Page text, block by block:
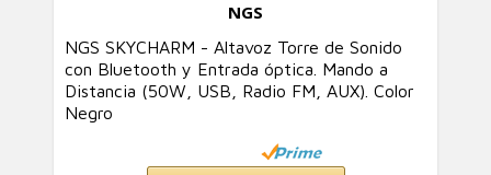
NGS
NGS SKYCHARM - Altavoz Torre de Sonido
con Bluetooth y Entrada óptica. Mando a
Distancia (50W, USB, Radio FM, AUX). Color
Negro